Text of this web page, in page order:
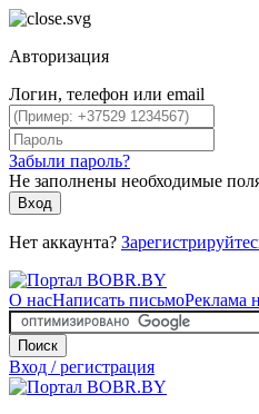
Авторизация
Логин, телефон или email
Забыли пароль?
Не заполнены необходимые
Вход
Нет аккаунта?
О насНаписать письмоРеклама
Поиск
Вход / регистрация